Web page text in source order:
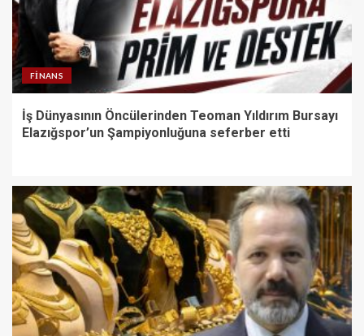
FINANS
İş Dünyasının Öncülerinden Teoman Yıldırım Bursayı
Elazığspor’un Şampiyonluğuna seferber etti